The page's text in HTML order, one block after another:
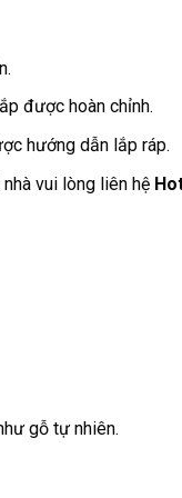
được hoàn chỉnh.
hướng dẫn lắp ráp.
vui lòng liên hệ
gỗ tự nhiên.